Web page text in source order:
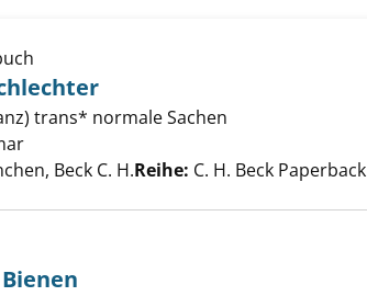
Geschlechter anzeigen
trans* normale Sachen
Beck C. H.Reihe: C. H. Beck Paperback